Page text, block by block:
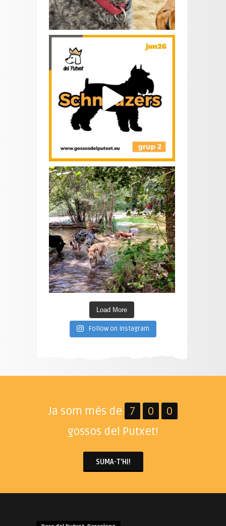
Load More
Follow on Instagram
Ja som més de 7 0
0
gossos del Putxet!
SUMA-T'HI!